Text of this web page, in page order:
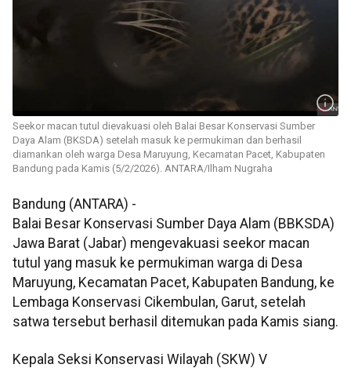
Seekor macan tutul dievakuasi oleh Balai Besar Konservasi Sumber
Daya Alam (BKSDA) setelah masuk ke permukiman dan berhasil
diamankan oleh warga Desa Maruyung, Kecamatan Pacet, Kabupaten
Bandung pada Kamis (5/2/2026). ANTARA/Ilham Nugraha
Bandung (ANTARA) -
Balai Besar Konservasi Sumber Daya Alam (BBKSDA)
Jawa Barat (Jabar) mengevakuasi seekor macan
tutul yang masuk ke permukiman warga di Desa
Maruyung, Kecamatan Pacet, Kabupaten Bandung, ke
Lembaga Konservasi Cikembulan, Garut, setelah
satwa tersebut berhasil ditemukan pada Kamis siang.
Kepala Seksi Konservasi Wilayah (SKW) V